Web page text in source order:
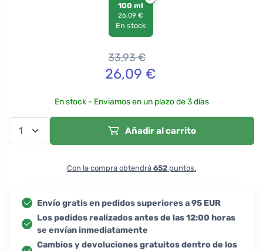
100 ml
26,09 €
En stock
33,93€
26,09 €
En stock - Enviamos en un plazo de 3 días
Añadir al carrito
Con la compra obtendrá 652 puntos.
Envío gratis en pedidos superiores a 95 EUR
Los pedidos realizados antes de las 12:00 horas
se envían inmediatamente
Cambios y devoluciones gratuitos dentro de los